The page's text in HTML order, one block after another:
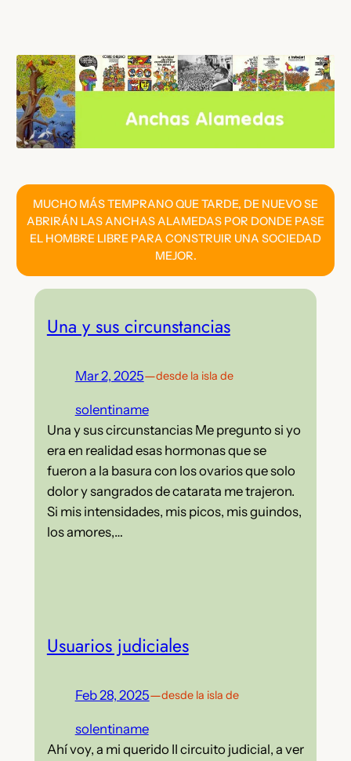
contenido
MUCHO MÁS TEMPRANO QUE TARDE, DE NUEVO SE
ABRIRÁN LAS ANCHAS ALAMEDAS POR DONDE PASE
EL HOMBRE LIBRE PARA CONSTRUIR UNA SOCIEDAD
MEJOR.
Una y sus circunstancias
Mar 2, 2025—desde la isla de
solentiname
Una y sus circunstancias Me pregunto si yo
era en realidad esas hormonas que se
fueron a la basura con los ovarios que solo
dolor y sangrados de catarata me trajeron.
Si mis intensidades, mis picos, mis guindos,
los amores,…
Usuarios judiciales
Feb 28, 2025—desde la isla de
solentiname
Ahí voy, a mi querido II circuito judicial, a ver